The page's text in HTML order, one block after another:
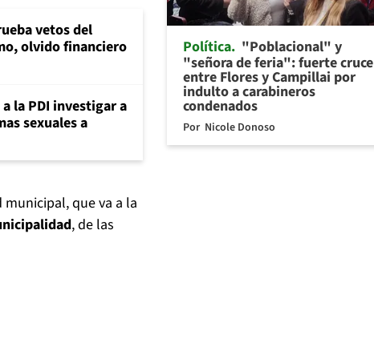
vetos del
olvido financiero
la PDI investigar a
sexuales a
que va a la
, de las
Política "Poblacional" y
"señora de feria": fuerte cruce
entre Flores y Campillai por
indulto a carabineros
condenados
Por Nicole Donoso